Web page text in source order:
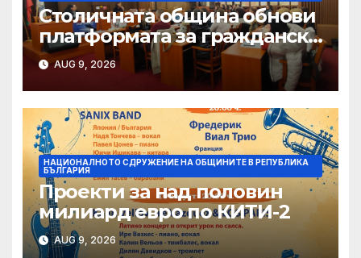
Столичната община обнови
платформата за граждански
сигнали Call Sofia
AUG 9, 2026
НАЦИОНАЛНОТО СДРУЖЕНИЕ НА ОБЩИНИТЕ В РЕПУБЛИКА
БЪЛГАРИЯ
Проекти за над половин
милиард евро по КИТИ-2
AUG 9, 2026